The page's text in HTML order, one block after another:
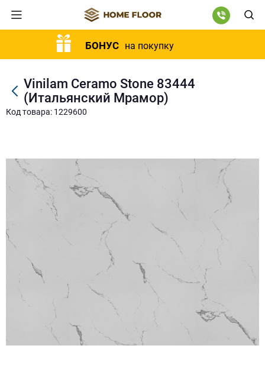
БОНУС на покупку
Vinilam Ceramo Stone 83444
(Итальянский Мрамор)
Код товара: 1229600